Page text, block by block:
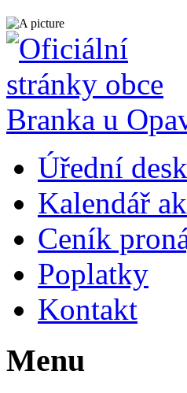
Úřední
Kalendář
Ceník
Poplatky
Kontakt
Menu